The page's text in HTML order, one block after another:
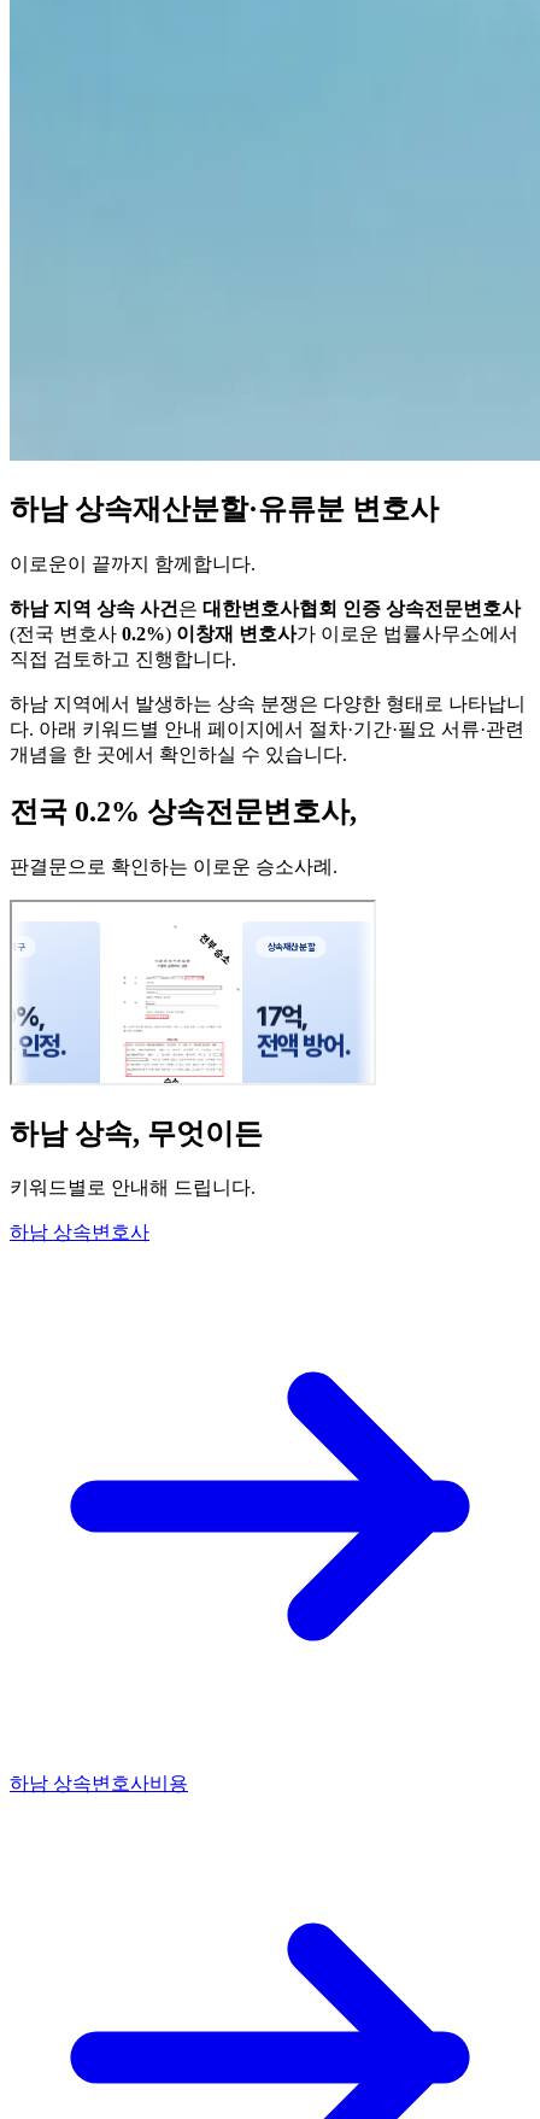
하남 상속재산분할·유류분 변호사
이로운이 끝까지 함께합니다.
하남 지역 상속 사건 은 대한변호사협회 인증 상속전문변호사
(전국 변호사 0.2%) 이창재 변호사가 이로운 법률사무소에서
직접 검토하고 진행합니다.
하남 지역에서 발생하는 상속 분쟁은 다양한 형태로 나타납니
다. 아래 키워드별 안내 페이지에서 절차·기간·필요 서류·관련
개념을 한 곳에서 확인하실 수 있습니다.
전국 0.2% 상속전문변호사,
판결문으로 확인하는 이로운 승소사례 .
하남 상속, 무엇이든
키워드별로 안내해 드립니다.
하남 상속변호사
하남 상속변호사비용